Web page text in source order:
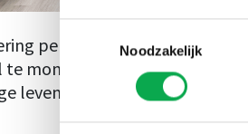
Noodzakelijk
per ruimte
te monteren
levensduur